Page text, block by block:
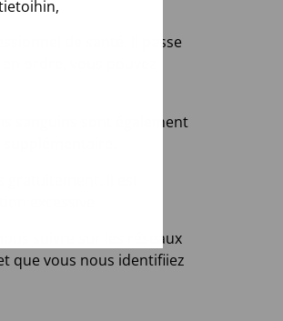
de santé. Il passe
ordre, vous pouvez
sanguins sont également
Il est
excessive.
suivre sur les réseaux
que vous nous identifiiez